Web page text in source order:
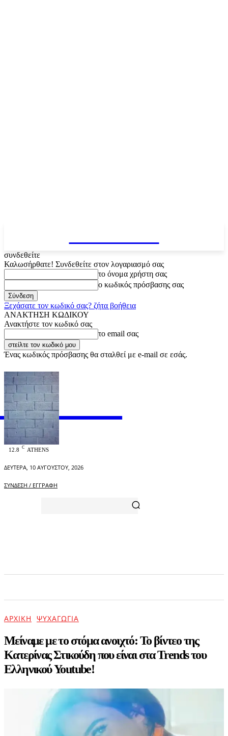
συνδεθείτε
Καλωσήρθατε! Συνδεθείτε στον λογαριασμό σας
το όνομα χρήστη σας
ο κωδικός πρόσβασης σας
Ξεχάσατε τον κωδικό σας? ζήτα βοήθεια
ΑΝΑΚΤΗΣΗ ΚΩΔΙΚΟΥ
Ανακτήστε τον κωδικό σας
το email σας
Ένας κωδικός πρόσβασης θα σταλθεί με e-mail σε εσάς.
OFFICIAL
12.8 C ATHENS
ΔΕΥΤΈΡΑ, 10 ΑΥΓΟΎΣΤΟΥ, 2026
ΣΎΝΔΕΣΗ / ΕΓΓΡΑΦΉ
ΑΡΧΙΚΉ ΨΥΧΑΓΩΓΊΑ
Μείναμε με το στόμα ανοιχτό: Το βίντεο της
Κατερίνας Στικούδη που είναι στα Trends του
Ελληνικού Youtube!